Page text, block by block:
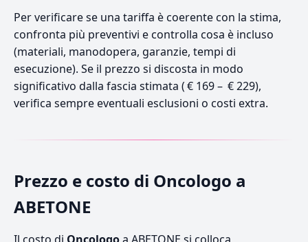
Per verificare se una tariffa è coerente con la stima,
confronta più preventivi e controlla cosa è incluso
(materiali, manodopera, garanzie, tempi di
esecuzione). Se il prezzo si discosta in modo
significativo dalla fascia stimata ( € 169 – € 229),
verifica sempre eventuali esclusioni o costi extra.
Prezzo e costo di Oncologo a
ABETONE
Il costo di Oncologoa ABETONE si colloca